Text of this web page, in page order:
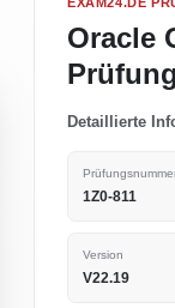
Oracle
Detaillierte
1Z0-811
Version
V22.19